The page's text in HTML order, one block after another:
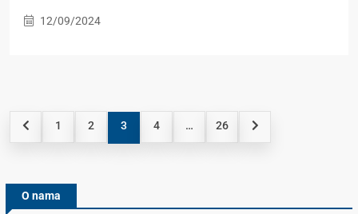
12/09/2024
1 2 3 4 … 26
O nama